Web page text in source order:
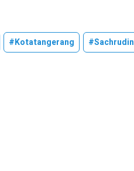
#kotatangerang #sachrudin